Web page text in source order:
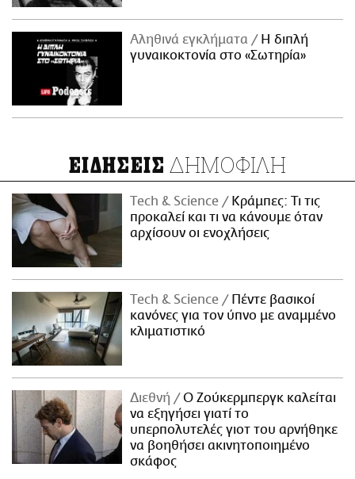
Αληθινά εγκλήματα
Η διπλή
γυναικοκτονία στο «Σωτηρία»
ΕΙΔΗΣΕΙΣ ΔΗΜΟΦΙΛΗ
Τech & Science
Κράμπες: Τι τις
προκαλεί και τι να κάνουμε όταν
αρχίσουν οι ενοχλήσεις
Τech & Science
Πέντε βασικοί
κανόνες για τον ύπνο με αναμμένο
κλιματιστικό
Διεθνή
Ο Ζούκερμπεργκ καλείται
να εξηγήσει γιατί το
υπερπολυτελές γιοτ του αρνήθηκε
να βοηθήσει ακινητοποιημένο
σκάφος